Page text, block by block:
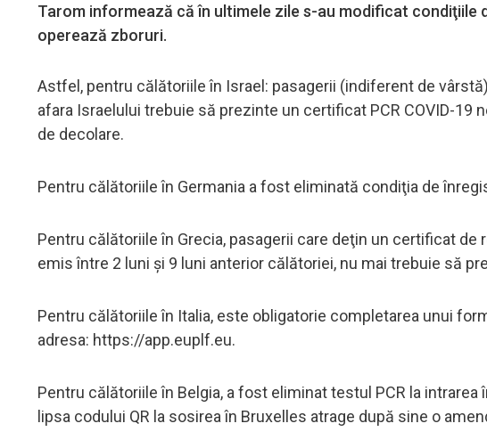
Tarom informează că în ultimele zile s-au modificat condiţiile
operează zboruri.
Astfel, pentru călătoriile în Israel: pasagerii (indiferent de
afara Israelului trebuie să prezinte un certificat PCR COVID-19
de decolare.
Pentru călătoriile în Germania a fost eliminată condiţia de
Pentru călătoriile în Grecia, pasagerii care deţin un certificat
emis între 2 luni şi 9 luni anterior călătoriei, nu mai trebuie să
Pentru călătoriile în Italia, este obligatorie completarea unui
adresa: https://app.euplf.eu.
Pentru călătoriile în Belgia, a fost eliminat testul PCR la
lipsa codului QR la sosirea în Bruxelles atrage după sine o